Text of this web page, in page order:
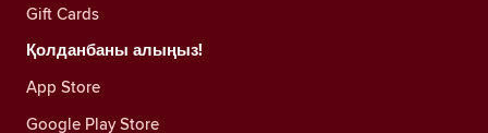
Gift Cards
Қолданбаны алыңыз!
App Store
Google Play Store